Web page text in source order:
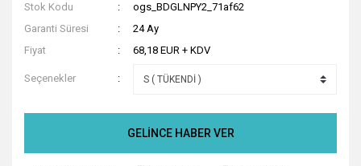
Stok Kodu
ogs_BDGLNPY2_71af62
Garanti Süresi
24 Ay
Fiyat
68,18 EUR + KDV
Seçenekler
GELİNCE HABER VER